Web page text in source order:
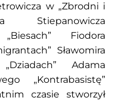
w „Zbrodni i
Fiodora
Sławomira
Adama
„Kontrabasistę”
czasie stworzył